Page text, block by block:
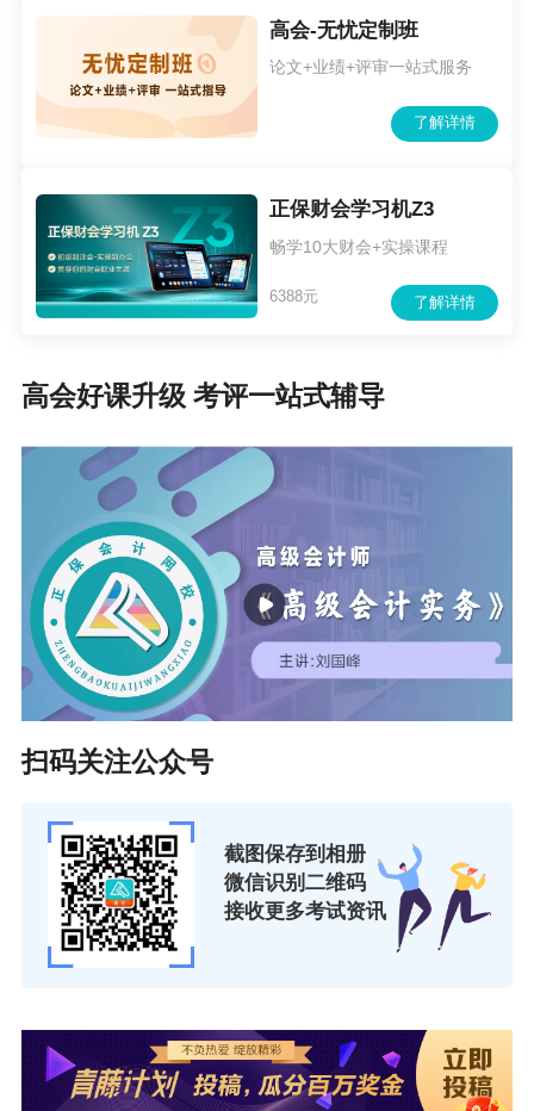
级报市人社局审核、汇总后(自主评审单位的推荐数量核准
备案表单列)报省人社厅核准备案。
(三)规范党校专业职称申报。党校从事教学科研的参评人
员，申报高一级职称时统一参加党校专业职称评审。原来
或中等职业学校教师系列取得职称，且目前仍在党校从事
教学科研工作的，申报上一层级职称时，无需转评，可直
接申报。
冠肺炎疫情防控一线专业技术人员职称工作的通知》(冀人
好疫情防控新阶段关心爱护医务人员工作有关问题的通知>
的通知》(冀人社函(2023)11号)精神，结合本单位实际，积
极推动相关政策落实，做到应享尽享早享，加大去存量的
力度。支持鼓励抗疫一线医、药、护、技人员参加全省卫
生系列高级专业技术职称实践技能考试。
(五)做好中小学正高级教师、中等职业学校和技工院校正高
级讲师推荐工作。今年，省人社厅不再下达中小学正高级
教师、中等职业学校正高级讲师和技工院校正高级讲师推
的专业技术岗位数，充分考虑单位人员实际和梯次配备情
况，遵循逐步到位的原则，不得突破统筹范围、突破岗位
设置数进行申报。中小学正高级教师推荐工作要坚持向教
育教学一线倾斜，推荐人员中担任学校(村小、教学点除
组织正副职、教研及其他机构正副职)的占比不得超过
30%。
高会-无忧定制班
论文+业绩+评审一站式服务
了解详情
正保财会学习机Z3
畅学10大财会+实操课程
了解详情
6388元
高会好课升级 考评一站式辅导
扫码关注公众号
截图保存到相册
微信识别二维码
接收更多考试资讯